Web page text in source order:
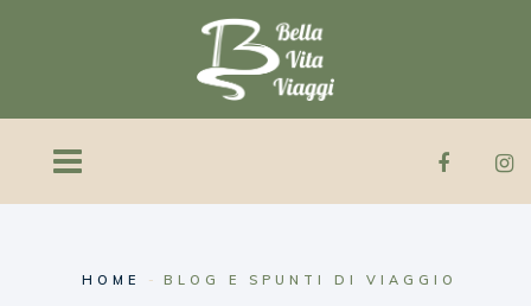
HOME BLOG E SPUNTI DI VIAGGIO